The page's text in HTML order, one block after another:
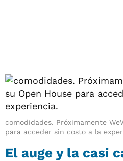
comodidades. Próximamente
para acceder sin costo a la
El auge y la casi